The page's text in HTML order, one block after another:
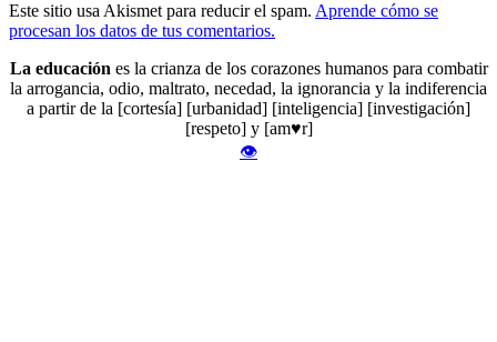
Este sitio usa Akismet para reducir el spam. Aprende cómo se
procesan los datos de tus comentarios.
La educaciónes la crianza de los corazones humanos para combatir
la arrogancia, odio, maltrato, necedad, la ignorancia y la indiferencia
a partir de la [cortesía] [urbanidad] [inteligencia] [investigación]
[respeto] y [am♥r]
👁